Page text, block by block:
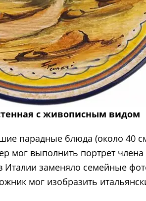
с живописным видом
парадные блюда (около 40
мог выполнить портрет
заменяло семейные
мог изобразить